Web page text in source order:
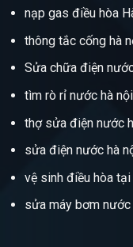
nạp gas điều hòa
thông tắc cống hà
Sửa chữa điện
tìm rò rỉ nước hà nội
thợ sửa điện nước
sửa điện nước hà
vệ sinh điều hòa
sửa máy bơm nước